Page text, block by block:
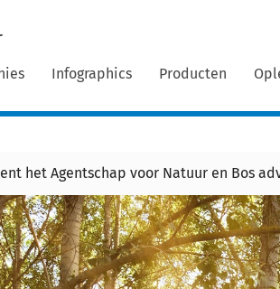
Infographics Producten
het Agentschap voor Natuur en Bos